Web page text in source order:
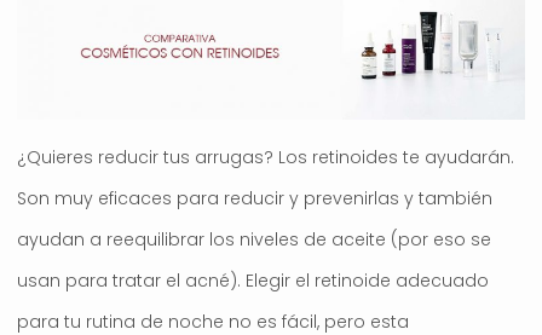
¿Quieres reducir tus arrugas? Los retinoides te ayudarán.
Son muy eficaces para reducir y prevenirlas y también
ayudan a reequilibrar los niveles de aceite (por eso se
usan para tratar el acné). Elegir el retinoide adecuado
para tu rutina de noche no es fácil, pero esta